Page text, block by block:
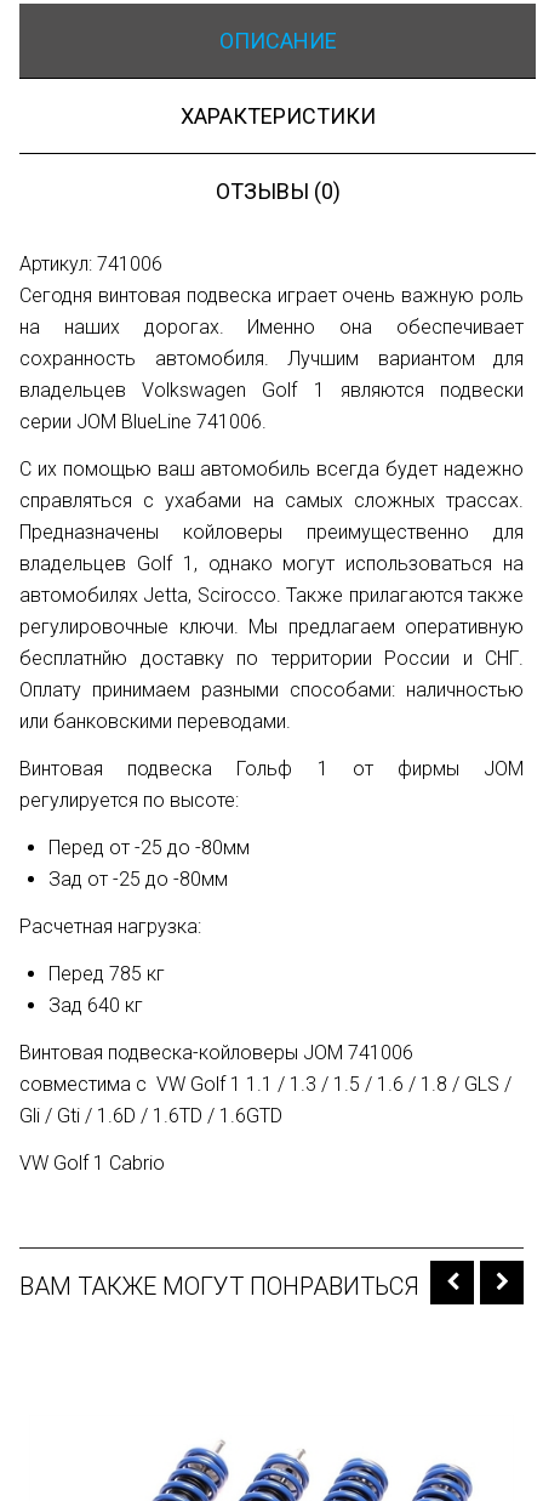
ОПИСАНИЕ
ХАРАКТЕРИСТИКИ
ОТЗЫВЫ (0)
Артикул: 741006
Сегодня винтовая подвеска играет очень важную роль
на наших дорогах. Именно она обеспечивает
сохранность автомобиля. Лучшим вариантом для
владельцев Volkswagen Golf 1 являются подвески
серии JOM BlueLine 741006.
С их помощью ваш автомобиль всегда будет надежно
справляться с ухабами на самых сложных трассах.
Предназначены койловеры преимущественно для
владельцев Golf 1, однако могут использоваться на
автомобилях Jetta, Scirocco. Также прилагаются также
регулировочные ключи. Мы предлагаем оперативную
бесплатнйю доставку по территории России и СНГ.
Оплату принимаем разными способами: наличностью
или банковскими переводами.
Винтовая подвеска Гольф 1 от фирмы JOM
регулируется по высоте:
Перед от -25 до -80мм
Зад от -25 до -80мм
Расчетная нагрузка:
Перед 785 кг
Зад 640 кг
Винтовая подвеска-койловеры JOM 741006
совместима с VW Golf 1 1.1 / 1.3 / 1.5 / 1.6 / 1.8 / GLS /
Gli / Gti / 1.6D / 1.6TD / 1.6GTD
VW Golf 1 Cabrio
ВАМ ТАКЖЕ МОГУТ ПОНРАВИТЬСЯ